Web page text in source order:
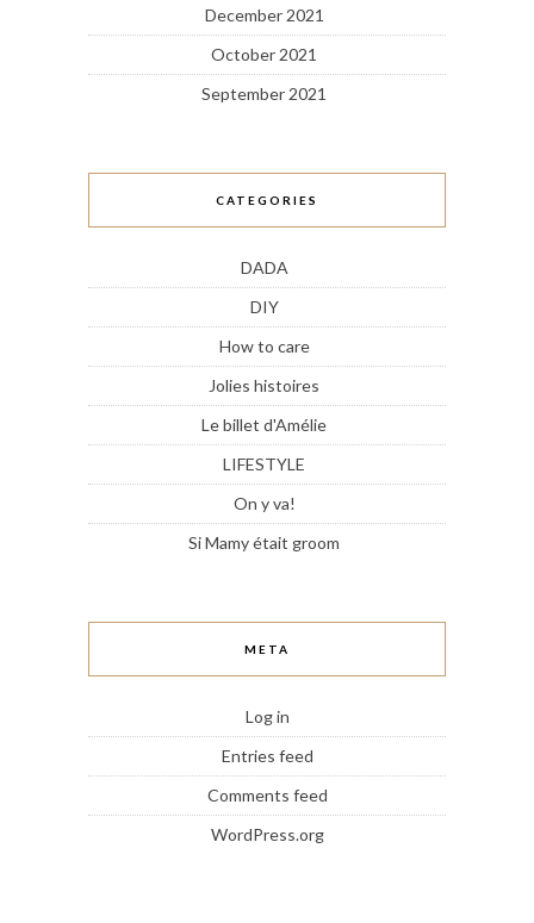
December 2021
October 2021
September 2021
CATEGORIES
DADA
DIY
How to care
Jolies histoires
Le billet d'Amélie
LIFESTYLE
On y va!
Si Mamy était groom
META
Log in
Entries feed
Comments feed
WordPress.org